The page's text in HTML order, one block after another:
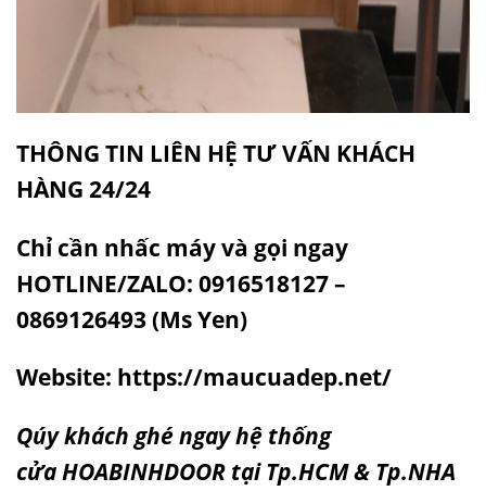
THÔNG TIN LIÊN HỆ TƯ VẤN KHÁCH
HÀNG 24/24
Chỉ cần nhấc máy và gọi ngay
HOTLINE/ZALO: 0916518127 –
0869126493 (Ms Yen)
Website: https://maucuadep.net/
Qúy khách ghé ngay hệ thống
cửaHOABINHDOOR tại Tp.HCM & Tp.NHA